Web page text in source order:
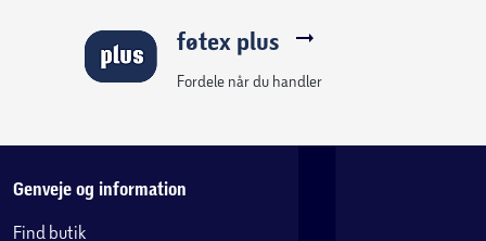
føtex plus
Fordele når du handler
Genveje og information
Find butik